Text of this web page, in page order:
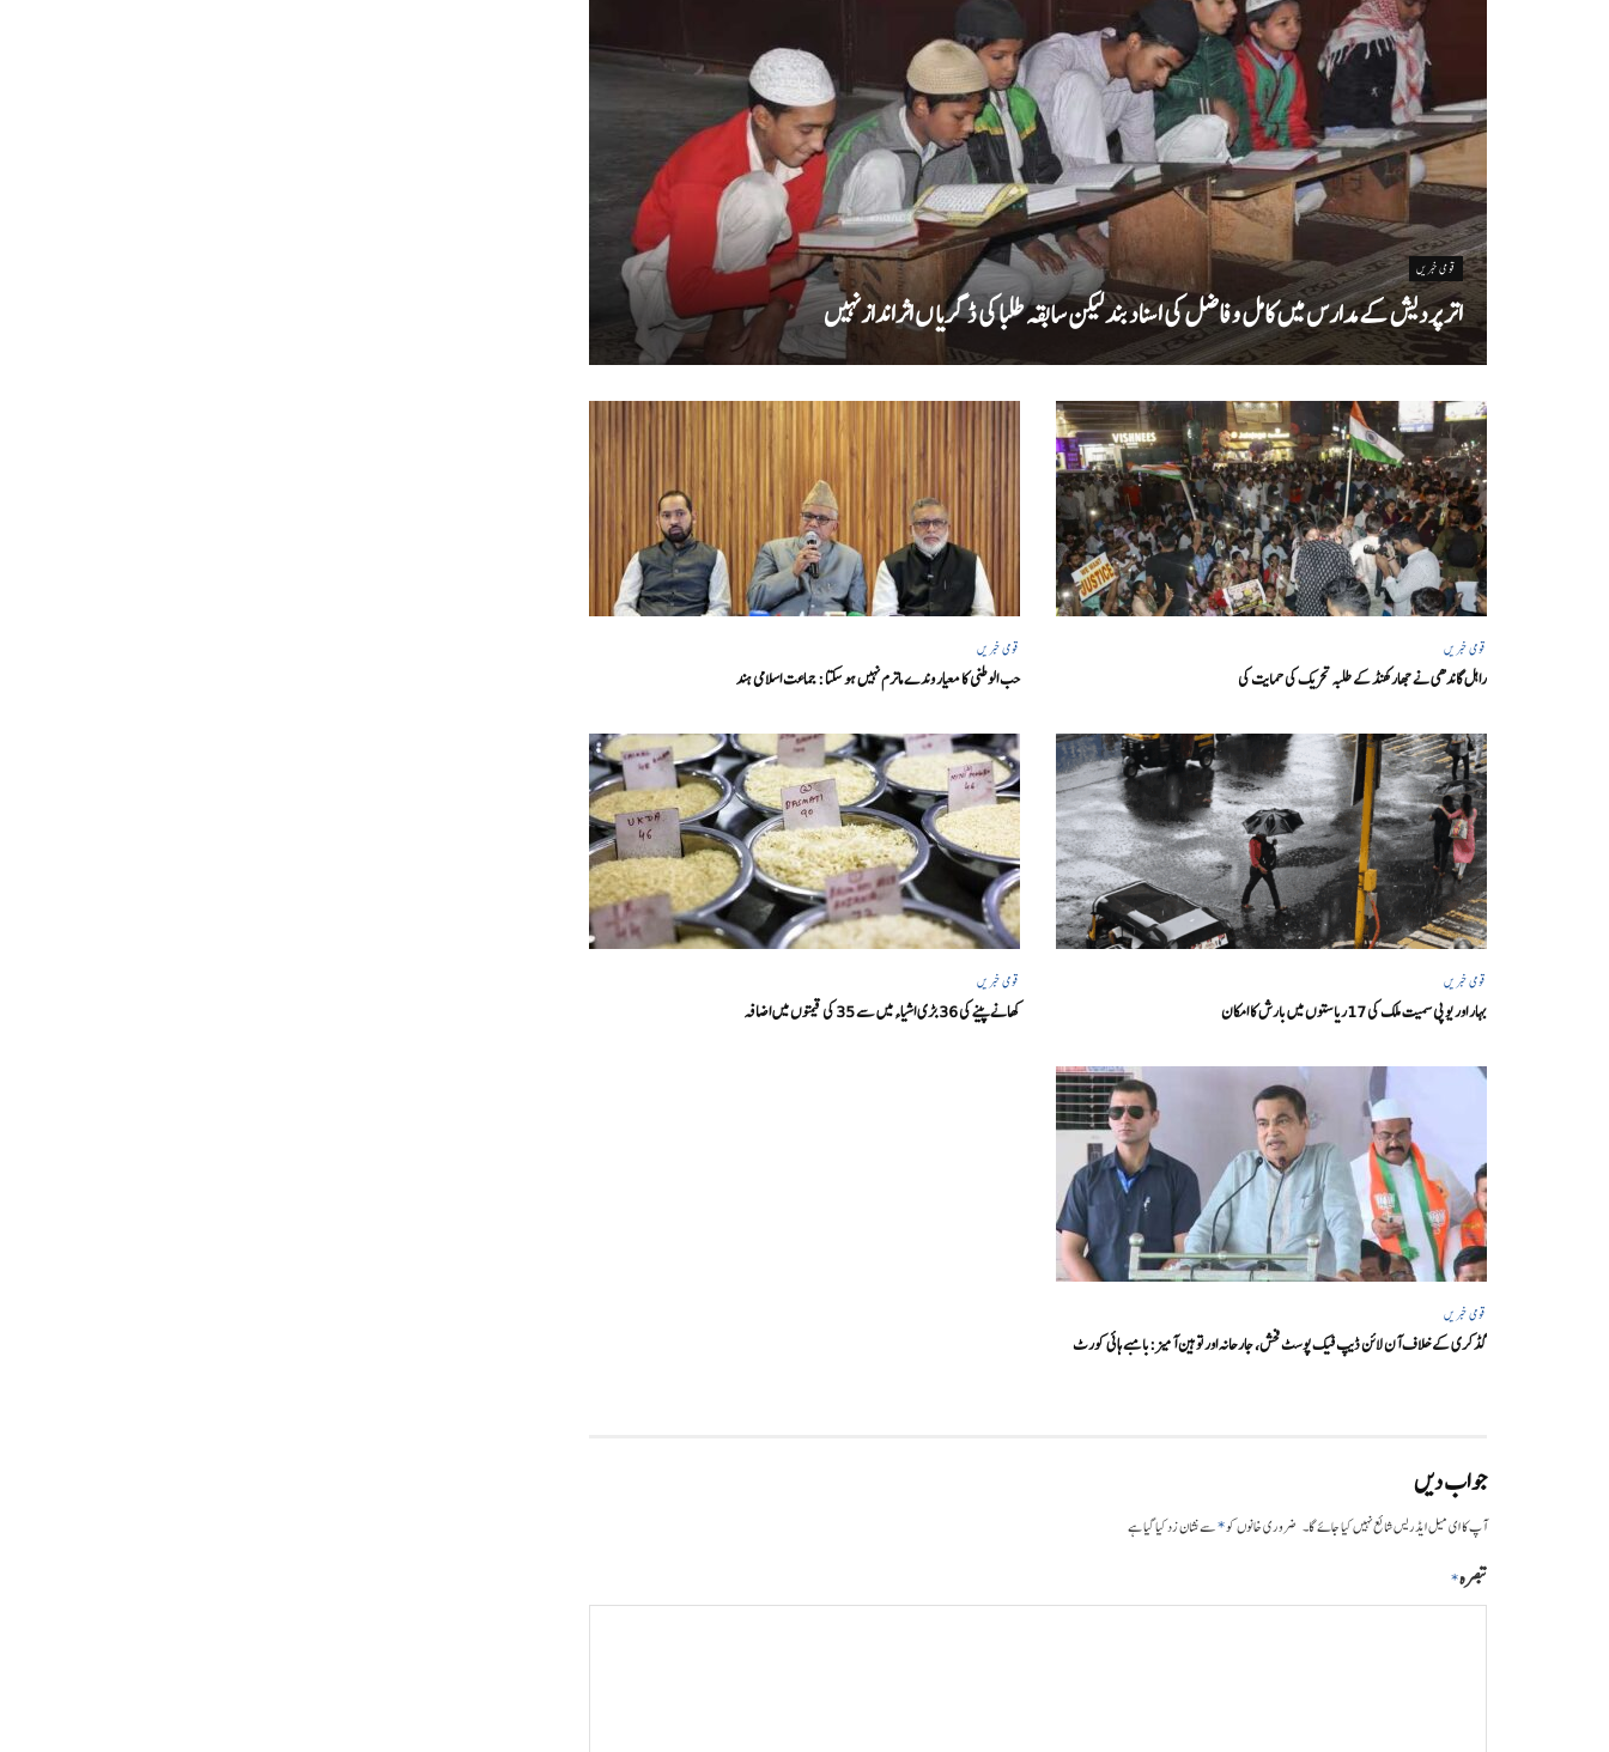
قومی خبریں
اتر پردیش کےمدارس میں کامل و فاضل کی اسناد بند لیکن سابقہ طلبا کی ڈگریا ں اثرانداز نہیں
قومی خبریں
راہل گاندھی نے جھارکھنڈ کے طلبہ تحریک کی حمایت کی
قومی خبریں
حب الوطنی کا معیار وندے ماترم نہیں ہو سکتا : جماعت اسلامی ہند
قومی خبریں
بہار اور یو پی سمیت ملک کی 17ریاستوں میں بارش کا امکان
قومی خبریں
کھانے پینے کی 36 بڑی اشیاء میں سے 35 کی قیمتوں میں اضافہ
قومی خبریں
گڈکری کے خلاف آن لائن ڈیپ فیک پوسٹ فحش، جارحانہ اور توہین آمیز:بامبے ہائی کورٹ
جواب دیں
آپ کا ای میل ایڈریس شائع نہیں کیا جائے گا۔ ضروری خانوں کو*سے نشان زد کیا گیا ہے
تبصرہ*